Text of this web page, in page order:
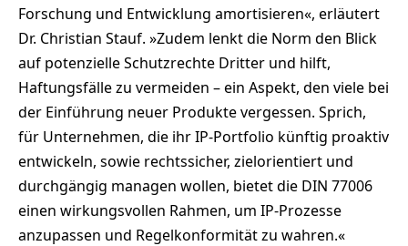
Forschung und Entwicklung amortisieren«, erläutert
Dr. Christian Stauf. »Zudem lenkt die Norm den Blick
auf potenzielle Schutzrechte Dritter und hilft,
Haftungsfälle zu vermeiden – ein Aspekt, den viele bei
der Einführung neuer Produkte vergessen. Sprich,
für Unternehmen, die ihr IP-Portfolio künftig proaktiv
entwickeln, sowie rechtssicher, zielorientiert und
durchgängig managen wollen, bietet die DIN 77006
einen wirkungsvollen Rahmen, um IP-Prozesse
anzupassen und Regelkonformität zu wahren.«